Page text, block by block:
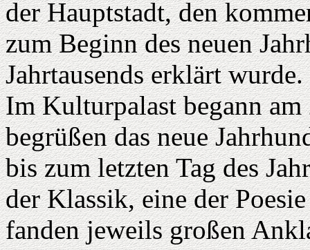
der Hauptstadt, den
zum Beginn des neuen
Jahrtausends erklärt wurde.
Im Kulturpalast begann
begrüßen das neue
bis zum letzten Tag des
der Klassik, eine der
fanden jeweils großen